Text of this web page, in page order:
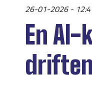
26-01-2026 -
En
driften